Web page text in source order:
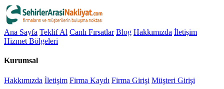
Ana Sayfa Teklif Al Canlı Fırsatlar Blog Hakkımızda İletişim
Hizmet Bölgeleri
Kurumsal
Hakkımızda İletişim Firma Kaydı Firma Girişi Müşteri Girişi